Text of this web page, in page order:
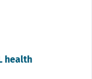
health